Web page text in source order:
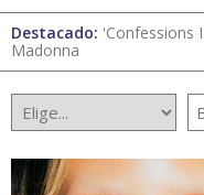
Destacado: 'Confessions
Madonna